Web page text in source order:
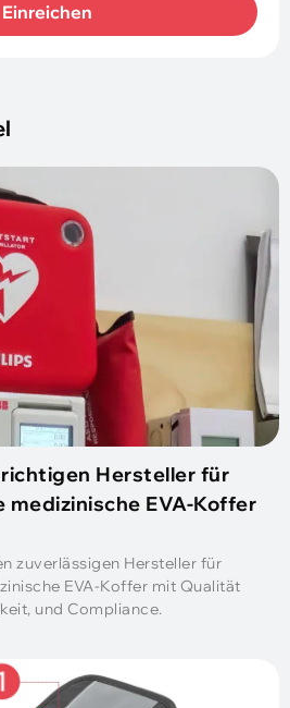
Einreichen
Hersteller für
EVA-Koffer
zuverlässigen Hersteller für
EVA-Koffer mit Qualität
und Compliance.